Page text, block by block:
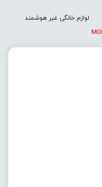
لوازم خانگی غیر هوشمند